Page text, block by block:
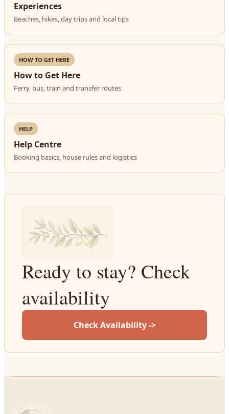
Experiences
Beaches, hikes, day trips and local tips
HOW TO GET HERE
How to Get Here
Ferry, bus, train and transfer routes
HELP
Help Centre
Booking basics, house rules and logistics
Ready to stay? Check
availability
Check Availability ->